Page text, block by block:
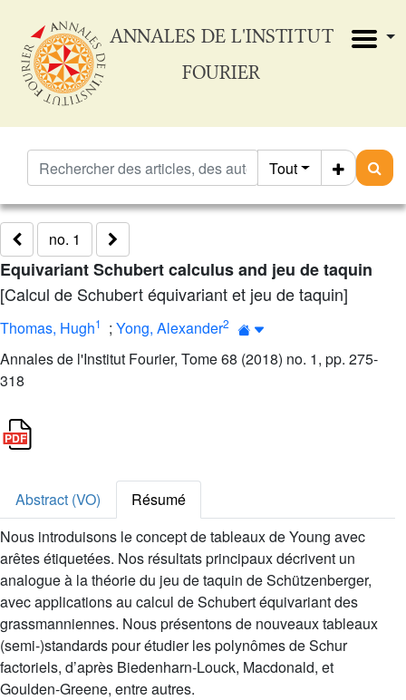
ANNALES DE L'INSTITUT
FOURIER
Tout
no. 1
Equivariant Schubert calculus and jeu de taquin
[Calcul de Schubert équivariant et jeu de taquin]
Thomas, Hugh1 ; Yong, Alexander2
Annales de l'Institut Fourier, Tome 68 (2018) no. 1, pp. 275-
318
Abstract (VO)
Résumé
Nous introduisons le concept de tableaux de Young avec
arêtes étiquetées. Nos résultats principaux décrivent un
analogue à la théorie du jeu de taquin de Schützenberger,
avec applications au calcul de Schubert équivariant des
grassmanniennes. Nous présentons de nouveaux tableaux
(semi-)standards pour étudier les polynômes de Schur
factoriels, d’après Biedenharn-Louck, Macdonald, et
Goulden-Greene, entre autres.